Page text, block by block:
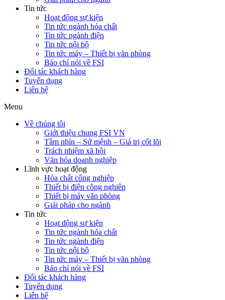
Tin tức
Hoạt động sự kiện
Tin tức ngành hóa chất
Tin tức ngành điện
Tin tức nội bộ
Tin tức máy – Thiết bị văn phòng
Báo chí nói về FSI
Đối tác khách hàng
Tuyển dụng
Liên hệ
Menu
Về chúng tôi
Giới thiệu chung FSI VN
Tầm nhìn – Sứ mệnh – Giá trị cốt lõi
Trách nhiệm xã hội
Văn hóa doanh nghiệp
Lĩnh vực hoạt động
Hóa chất công nghiệp
Thiết bị điện công nghiêp
Thiết bị máy văn phòng
Giải pháp cho ngành
Tin tức
Hoạt động sự kiện
Tin tức ngành hóa chất
Tin tức ngành điện
Tin tức nội bộ
Tin tức máy – Thiết bị văn phòng
Báo chí nói về FSI
Đối tác khách hàng
Tuyển dụng
Liên hệ